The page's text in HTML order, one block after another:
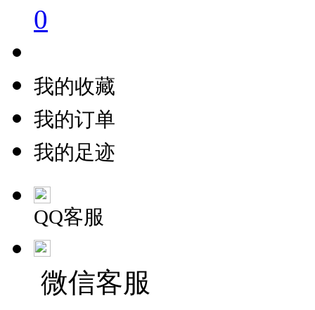
0
我的收藏
我的订单
我的足迹
QQ客服
微信客服